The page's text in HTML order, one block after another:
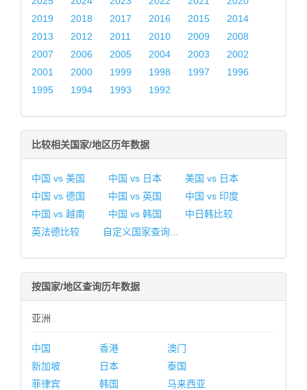
2019
2018 2017 2016 2015
2014
2013
2012 2011 2010 2009
2008
2007
2006 2005 2004 2003
2002
2001
2000 1999 1998 1997
1996
1995
1994 1993 1992
比较相关国家/地区历年数据
中国 vs 美国 中国 vs 日本
美国 vs 日本
中国 vs 德国
中国 vs 英国
中国 vs 印度
中国 vs 越南
中国 vs 韩国
中日韩比较
英法德比较
自定义国家查询...
按国家/地区查询历年数据
亚洲
中国 香港
澳门
新加坡
日本
泰国
菲律宾
韩国
马来西亚